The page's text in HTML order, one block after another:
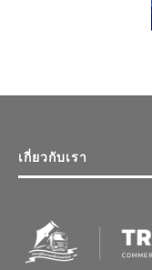
เกี่ยวกับเรา